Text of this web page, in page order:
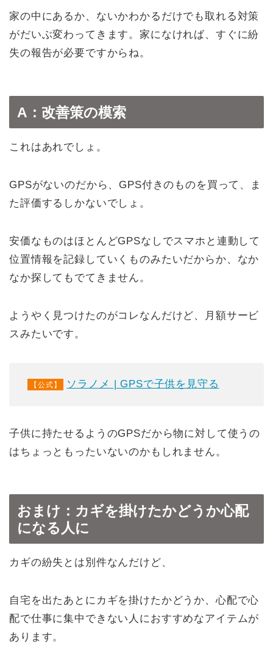
家の中にあるか、ないかわかるだけでも取れる対策
がだいぶ変わってきます。家になければ、すぐに紛
失の報告が必要ですからね。
A：改善策の模索
これはあれでしょ。
GPSがないのだから、GPS付きのものを買って、ま
た評価するしかないでしょ。
安価なものはほとんどGPSなしでスマホと連動して
位置情報を記録していくものみたいだからか、なか
なか探してもでてきません。
ようやく見つけたのがコレなんだけど、月額サービ
スみたいです。
【公式】 ソラノメ | GPSで子供を見守る
子供に持たせるようのGPSだから物に対して使うの
はちょっともったいないのかもしれません。
おまけ：カギを掛けたかどうか心配
になる人に
カギの紛失とは別件なんだけど、
自宅を出たあとにカギを掛けたかどうか、心配で心
配で仕事に集中できない人におすすめなアイテムが
あります。